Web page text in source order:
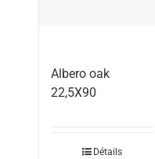
Albero oak
22,5X90
Détails